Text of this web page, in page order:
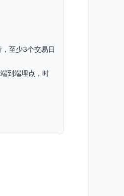
至少3个交易日
到端埋点，时